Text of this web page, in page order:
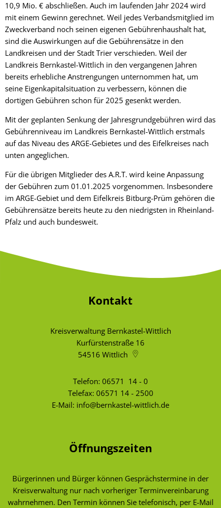
10,9 Mio. € abschließen. Auch im laufenden Jahr 2024 wird
mit einem Gewinn gerechnet. Weil jedes Verbandsmitglied im
Zweckverband noch seinen eigenen Gebührenhaushalt hat,
sind die Auswirkungen auf die Gebührensätze in den
Landkreisen und der Stadt Trier verschieden. Weil der
Landkreis Bernkastel-Wittlich in den vergangenen Jahren
bereits erhebliche Anstrengungen unternommen hat, um
seine Eigenkapitalsituation zu verbessern, können die
dortigen Gebühren schon für 2025 gesenkt werden.
Mit der geplanten Senkung der Jahresgrundgebühren wird das
Gebührenniveau im Landkreis Bernkastel-Wittlich erstmals
auf das Niveau des ARGE-Gebietes und des Eifelkreises nach
unten angeglichen.
Für die übrigen Mitglieder des A.R.T. wird keine Anpassung
der Gebühren zum 01.01.2025 vorgenommen. Insbesondere
im ARGE-Gebiet und dem Eifelkreis Bitburg-Prüm gehören die
Gebührensätze bereits heute zu den niedrigsten in Rheinland-
Pfalz und auch bundesweit.
Kontakt
Kreisverwaltung Bernkastel-Wittlich
Kurfürstenstraße 16
54516 Wittlich
Telefon: 06571 14 - 0
Telefax: 06571 14 - 2500
E-Mail: info@bernkastel-wittlich.de
Öffnungszeiten
Bürgerinnen und Bürger können Gesprächstermine in der
Kreisverwaltung nur nach vorheriger Terminvereinbarung
wahrnehmen. Den Termin können Sie telefonisch, per E-Mail